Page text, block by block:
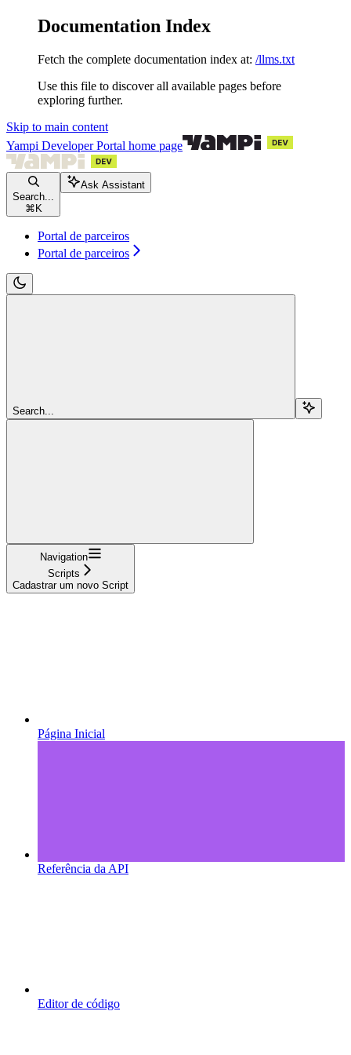
Documentation Index
Fetch the complete documentation index at: /llms.txt
Use this file to discover all available pages before
exploring further.
Skip to main content
Yampi Developer Portal home page
Search...
⌘ K
Ask Assistant
Portal de parceiros
Portal de parceiros
Search...
Navigation
Scripts
Cadastrar um novo Script
Página Inicial
Referência da API
Editor de código